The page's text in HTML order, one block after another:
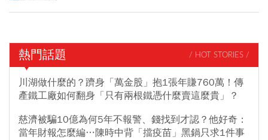
熱門話題 / HOT STORIES /
川湖做什麼的？躋身「萬金股」抱1張年賺760萬！傳
產鐵工廠如何翻身「只有兩根鐵憑什麼賣這麼貴」？
慈濟被騙10億為何5年不報警、錢找到才認？他好奇：
當年財報怎麼編…陳時中背「擋疫苗」黑鍋只求1件事